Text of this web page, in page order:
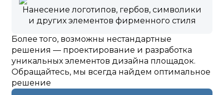
Нанесение логотипов, гербов, символики
и других элементов фирменного стиля
Более того, возможны нестандартные
решения — проектирование и разработка
уникальных элементов дизайна площадок.
Обращайтесь, мы всегда найдем оптимальное
решение